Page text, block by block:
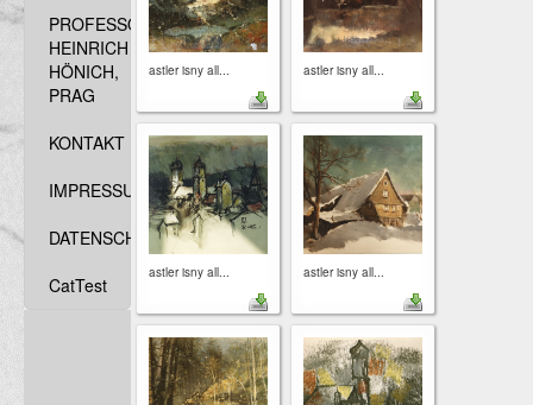
PROFESSOR
HEINRICH
HÖNICH,
PRAG
KONTAKT
IMPRESSUM
DATENSCHUTZ
CatTest
astler isny all... astler isny all...
astler isny all... astler isny all...